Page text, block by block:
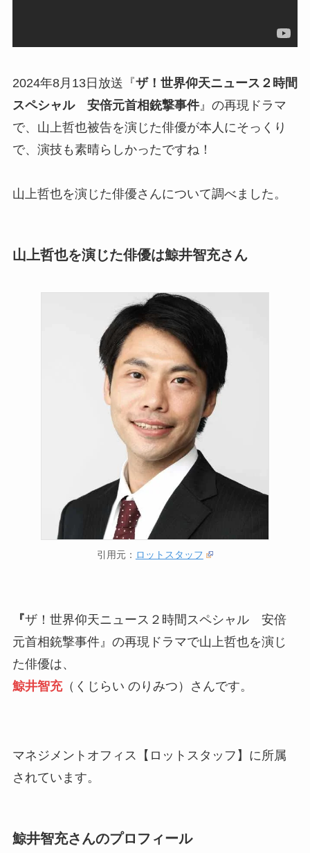
2024年8月13日放送『ザ！世界仰天ニュース２時間
スペシャル 安倍元首相銃撃事件』の再現ドラマ
で、山上哲也被告を演じた俳優が本人にそっくり
で、演技も素晴らしかったですね！
山上哲也を演じた俳優さんについて調べました。
山上哲也を演じた俳優は鯨井智充さん
引用元： ロットスタッフ
『ザ！世界仰天ニュース２時間スペシャル 安倍
元首相銃撃事件』の再現ドラマで山上哲也を演じ
た俳優は、
鯨井智充（くじらい のりみつ）さんです。
マネジメントオフィス【ロットスタッフ】に所属
されています。
鯨井智充さんのプロフィール